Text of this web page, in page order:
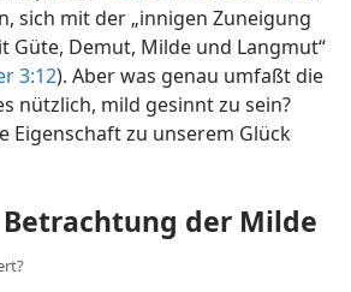
sich mit der „innigen Zuneigung
Güte, Demut, Milde und Langmut“
3:12). Aber was genau umfaßt die
nützlich, mild gesinnt zu sein?
Eigenschaft zu unserem Glück
Betrachtung der Milde